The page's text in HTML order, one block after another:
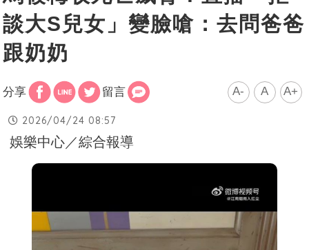
談大S兒女」變臉嗆：去問爸爸
跟奶奶
分享 留言 A- A A+
2026/04/24 08:57
娛樂中心／綜合報導